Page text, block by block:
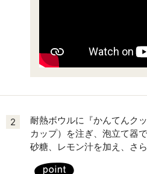
2
耐熱ボウルに『かんてんク
カップ）を注ぎ、泡立て器
砂糖、レモン汁を加え、さ